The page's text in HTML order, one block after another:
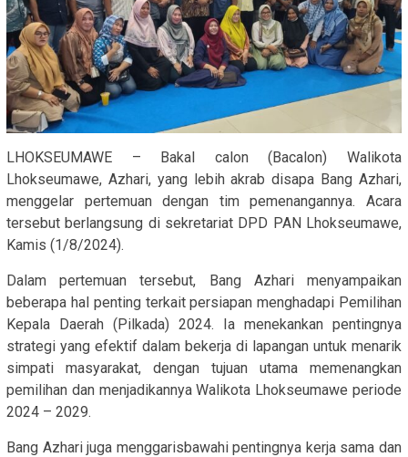
LHOKSEUMAWE – Bakal calon (Bacalon) Walikota
Lhokseumawe, Azhari, yang lebih akrab disapa Bang Azhari,
menggelar pertemuan dengan tim pemenangannya. Acara
tersebut berlangsung di sekretariat DPD PAN Lhokseumawe,
Kamis (1/8/2024).
Dalam pertemuan tersebut, Bang Azhari menyampaikan
beberapa hal penting terkait persiapan menghadapi Pemilihan
Kepala Daerah (Pilkada) 2024. Ia menekankan pentingnya
strategi yang efektif dalam bekerja di lapangan untuk menarik
simpati masyarakat, dengan tujuan utama memenangkan
pemilihan dan menjadikannya Walikota Lhokseumawe periode
2024 – 2029.
Bang Azhari juga menggarisbawahi pentingnya kerja sama dan